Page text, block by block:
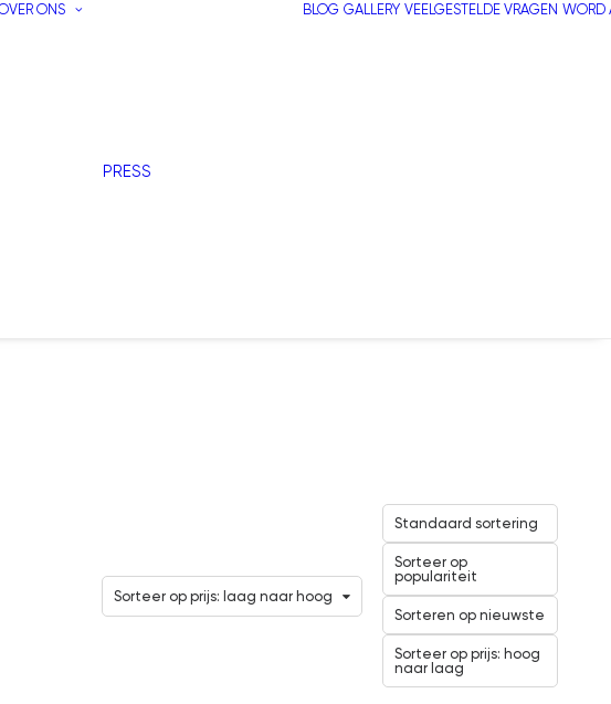
ONS
PRESS
BLOG GALLERY VEELGESTELDE VRAGEN WORD
Sorteer op prijs: laag naar hoog
Standaard sortering
Sorteer op
populariteit
Sorteren op nieuwste
Sorteer op prijs: hoog
naar laag